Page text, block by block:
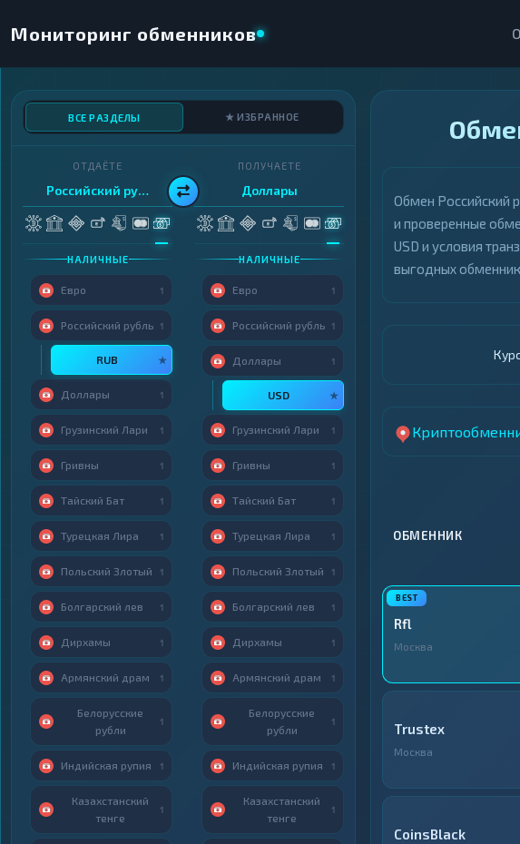
Мониторинг обменников
Обмен Российский
и проверенные
USD и условия
выгодных
ОБМЕННИК
Rfl
Москва
Trustex
Москва
CoinsBlack
ВСЕ РАЗДЕЛЫ ★ ИЗБРАННОЕ
ОТДАЁТЕ
Российский рубль
НАЛИЧНЫЕ
Евро 1
Российский рубль 1
RUB ★
Доллары 1
Грузинский Лари 1
Гривны 1
Тайский Бат 1
Турецкая Лира 1
Польский Злотый 1
Болгарский лев 1
Дирхамы 1
Армянский драм 1
Белорусские
рубли
1
Индийская рупия 1
Казахстанский
тенге
1
ПОЛУЧАЕТЕ
Доллары
НАЛИЧНЫЕ
Евро 1
Российский рубль 1
Доллары 1
USD ★
Грузинский Лари 1
Гривны 1
Тайский Бат 1
Турецкая Лира 1
Польский Злотый 1
Болгарский лев 1
Дирхамы 1
Армянский драм 1
Белорусские
рубли
1
Индийская рупия 1
Казахстанский
тенге
1